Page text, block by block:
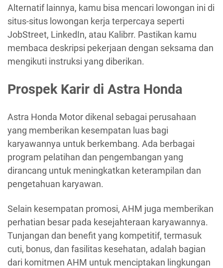
Alternatif lainnya, kamu bisa mencari lowongan ini di
situs-situs lowongan kerja terpercaya seperti
JobStreet, LinkedIn, atau Kalibrr. Pastikan kamu
membaca deskripsi pekerjaan dengan seksama dan
mengikuti instruksi yang diberikan.
Prospek Karir di Astra Honda
Astra Honda Motor dikenal sebagai perusahaan
yang memberikan kesempatan luas bagi
karyawannya untuk berkembang. Ada berbagai
program pelatihan dan pengembangan yang
dirancang untuk meningkatkan keterampilan dan
pengetahuan karyawan.
Selain kesempatan promosi, AHM juga memberikan
perhatian besar pada kesejahteraan karyawannya.
Tunjangan dan benefit yang kompetitif, termasuk
cuti, bonus, dan fasilitas kesehatan, adalah bagian
dari komitmen AHM untuk menciptakan lingkungan